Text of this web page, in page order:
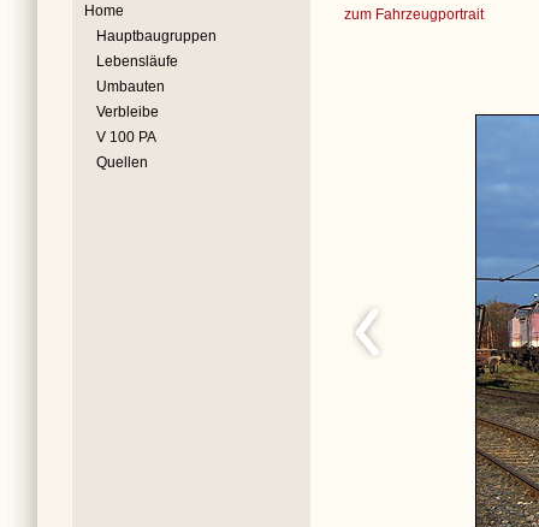
Home
Hauptbaugruppen
Lebensläufe
Umbauten
Verbleibe
V 100 PA
Quellen
zum Fahrzeugportrait